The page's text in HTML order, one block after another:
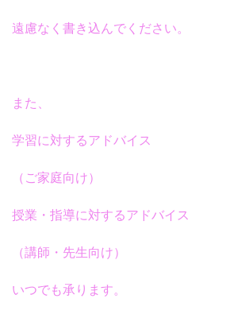
遠慮なく書き込んでください。
また、
学習に対するアドバイス
（ご家庭向け）
授業・指導に対するアドバイス
（講師・先生向け）
いつでも承ります。